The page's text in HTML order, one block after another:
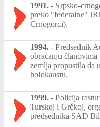
1991. - Srpsko-
preko "federalne"
Crnogorci).
1994. - Predsednik
obraćanju članovima
zemlja propustila da
holokaustu.
1999. - Policija
Turskoj i Grčkoj,
predsednika SAD